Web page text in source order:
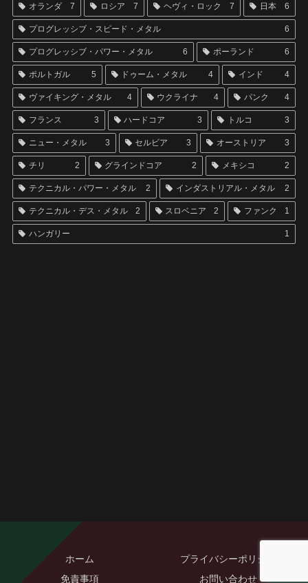
オランダ 7 ロシア 7 ヘヴィ・ロック 7 日本 6
プログレッシブ・スピード・メタル 6
プログレッシブ・パワー・メタル 6 ポーランド 6
ポルトガル 5 ドゥーム・メタル 4 インド 4
ヴァイキング・メタル 4 ウクライナ 4 パンク 4
フランス 3 ハードコア 3 トルコ 3
ニュー・メタル 3 セルビア 3 オーストリア 3
チリ 2 グラインドコア 2 メキシコ 2
テクニカル・パワー・メタル 2 インダストリアル・メタル 2
テクニカル・デス・メタル 2 スロベニア 2 ファンク 1
ハンガリー 1
ホーム
プライバシーポリシー
免責事項
お問い合わせ